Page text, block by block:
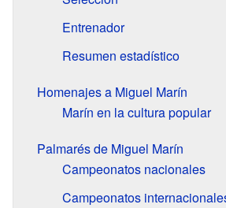
Entrenador
Resumen estadístico
Homenajes a Miguel Marín
Marín en la cultura popular
Palmarés de Miguel Marín
Campeonatos nacionales
Campeonatos